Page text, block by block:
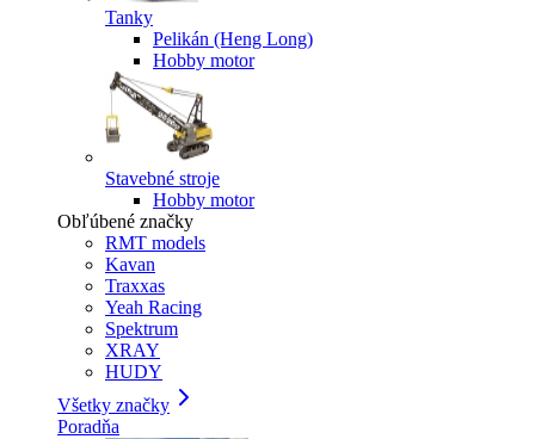
Tanky
Pelikán (Heng Long)
Hobby motor
Stavebné stroje
Hobby motor
Obľúbené značky
RMT models
Kavan
Traxxas
Yeah Racing
Spektrum
XRAY
HUDY
Všetky značky
Poradňa